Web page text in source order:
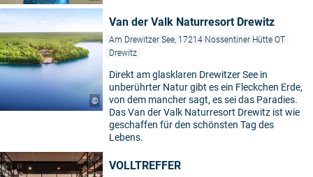
©
Van der Valk Naturresort Drewitz
Am Drewitzer See, 17214 Nossentiner Hütte OT
Drewitz
Direkt am glasklaren Drewitzer See in
unberührter Natur gibt es ein Fleckchen Erde,
von dem mancher sagt, es sei das Paradies.
Das Van der Valk Naturresort Drewitz ist wie
geschaffen für den schönsten Tag des
Lebens.
VOLLTREFFER